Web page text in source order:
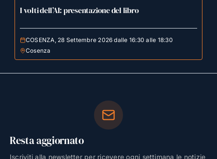
I volti dell’AI: presentazione del libro
COSENZA, 28 Settembre 2026 dalle 16:30 alle 18:30
Cosenza
Resta aggiornato
Iscriviti alla newsletter per ricevere ogni settimana le notizie